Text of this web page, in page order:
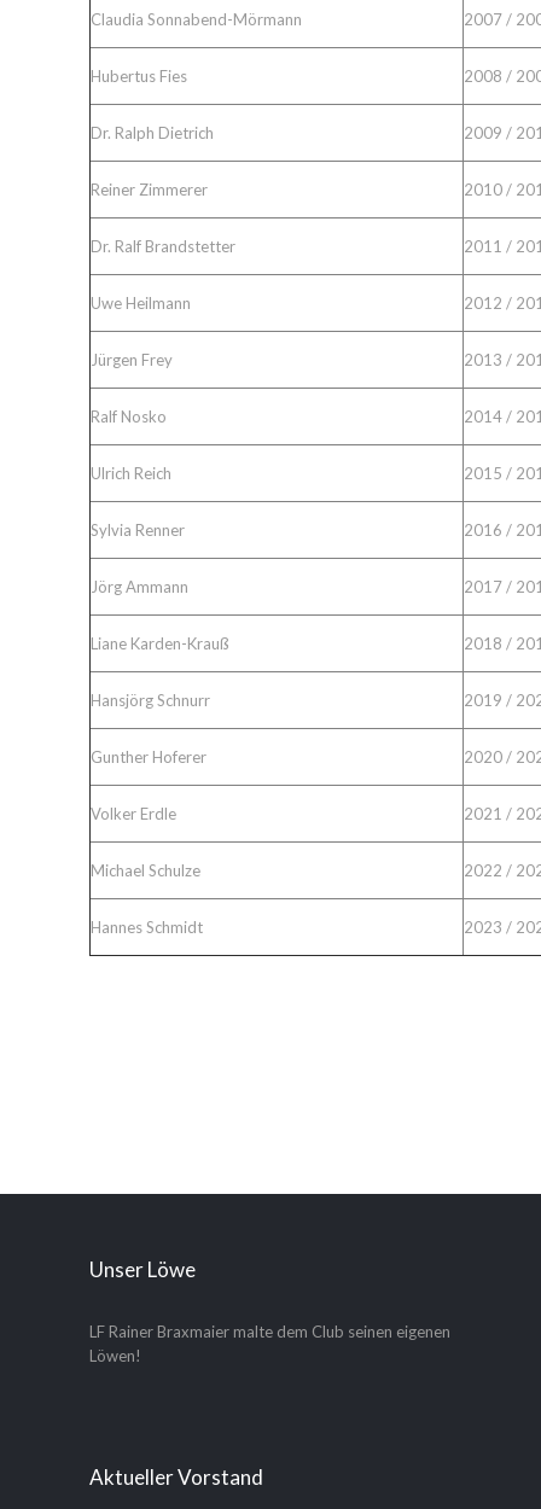
Claudia Sonnabend-Mörmann 2007 /
Hubertus Fies 2008 /
Dr. Ralph Dietrich 2009 /
Reiner Zimmerer 2010 /
Dr. Ralf Brandstetter 2011 /
Uwe Heilmann 2012 /
Jürgen Frey 2013 /
Ralf Nosko 2014 /
Ulrich Reich 2015 /
Sylvia Renner 2016 /
Jörg Ammann 2017 /
Liane Karden-Krauß 2018 /
Hansjörg Schnurr 2019 /
Gunther Hoferer 2020 /
Volker Erdle 2021 /
Michael Schulze 2022 /
Hannes Schmidt 2023 /
Unser Löwe
LF Rainer Braxmaier malte dem Club seinen eigenen
Löwen!
Aktueller Vorstand